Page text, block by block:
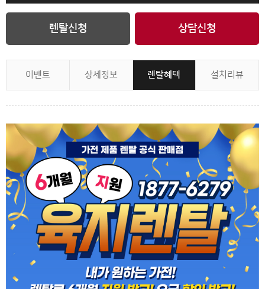
렌탈신청 상담신청
이벤트 상세정보 렌탈혜택 설치리뷰